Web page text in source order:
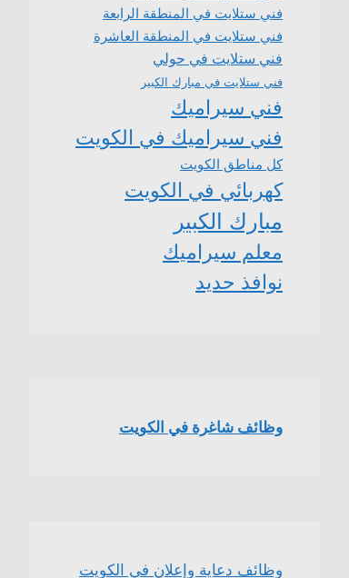
فني ستلايت في المنطقة الرابعة
فني ستلايت في المنطقة العاشرة
فني ستلايت في حولي
فني ستلايت في مبارك الكبير
فني سيراميك
فني سيراميك في الكويت
كل مناطق الكويت
كهربائي في الكويت
مبارك الكبير
معلم سيراميك
نوافذ حديد
وظائف شاغرة في الكويت
وظائف دعاية وإعلان في الكويت